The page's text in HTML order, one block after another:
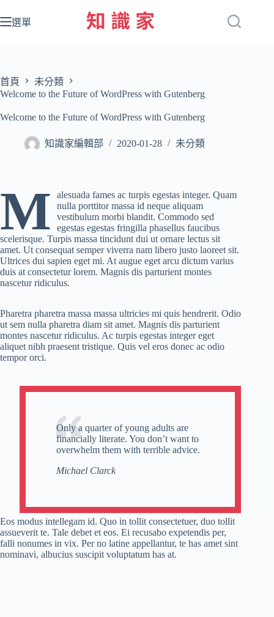
至
容
選單
首頁
未分類
Welcome to the Future of WordPress with Gutenberg
Welcome to the Future of WordPress with Gutenberg
知識家編輯部 2020-01-28 未分類
M
alesuada fames ac turpis egestas integer. Quam
nulla porttitor massa id neque aliquam
vestibulum morbi blandit. Commodo sed
egestas egestas fringilla phasellus faucibus
scelerisque. Turpis massa tincidunt dui ut ornare lectus sit
amet. Ut consequat semper viverra nam libero justo laoreet sit.
Ultrices dui sapien eget mi. At augue eget arcu dictum varius
duis at consectetur lorem. Magnis dis parturient montes
nascetur ridiculus.
Pharetra pharetra massa massa ultricies mi quis hendrerit. Odio
ut sem nulla pharetra diam sit amet. Magnis dis parturient
montes nascetur ridiculus. Ac turpis egestas integer eget
aliquet nibh praesent tristique. Quis vel eros donec ac odio
tempor orci.
Only a quarter of young adults are
financially literate. You don’t want to
overwhelm them with terrible advice.
Michael Clarck
Eos modus intellegam id. Quo in tollit consectetuer, duo tollit
assueverit te. Tale debet et eos. Ei recusabo expetendis per,
falli nonumes in vix. Per no latine appellantur, te has amet sint
nominavi, albucius suscipit voluptatum has at.